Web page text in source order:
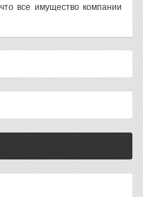
все имущество компании